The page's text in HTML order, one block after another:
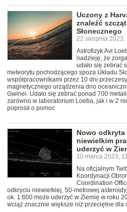
Uczony z
znaleźć
Słonecznego
22 sierpnia 2023,
Astrofizyk Avi
nadzieję, że
udało się zebrać
meteorytu pochodzącego spoza Układu
współpracownikami przez 10 dni
magnetycznego urządzenia dno
Gwinei. Udało się zebrać ponad 700
zarówno w laboratorium Loeba, jak i w 2
poprosił o pomoc
Nowo odkryta
niewielkim
uderzyć w
10 marca 2023,
Na oficjalnym
Koordynacji
Coordination
odkryciu niewielkiej, 50-metrowej
ok. 1:600 może uderzyć w Ziemię w roku
wciąż znacznie większe niż przeciętne